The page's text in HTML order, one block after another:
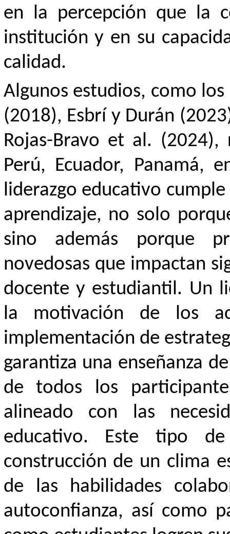
en la percepción que la
institución y en su
calidad.
Algunos estudios, como
(2018), Esbrí y Durán
Rojas-Bravo et al. (2024),
Perú, Ecuador, Panamá,
liderazgo educativo
aprendizaje, no solo
sino además porque
novedosas que impactan
docente y estudiantil. Un
la motivación de los
implementación de
garantiza una enseñanza
de todos los
alineado con las
educativo. Este tipo
construcción de un clima
de las habilidades
autoconfianza, así como